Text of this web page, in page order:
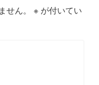
ん。 ※ が付いてい